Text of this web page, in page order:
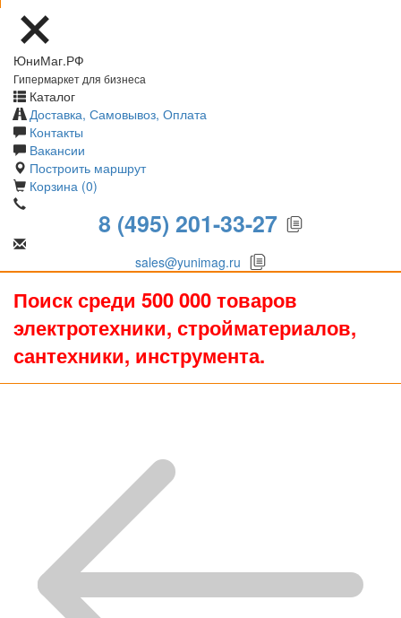
ЮниМаг.РФ
Гипермаркет для бизнеса
Каталог
Доставка, Самовывоз, Оплата
Контакты
Вакансии
Построить маршрут
Корзина (0)
8 (495) 201-33-27
sales@yunimag.ru
Поиск среди 500 000 товаров
электротехники, стройматериалов,
сантехники, инструмента.